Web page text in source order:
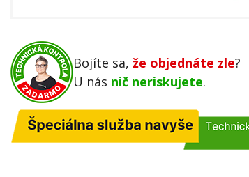
Bojíte sa, že objednáte zle?
U nás nič neriskujete.